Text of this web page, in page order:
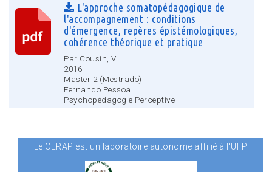
L'approche somatopédagogique de
l'accompagnement : conditions
d'émergence, repères épistémologiques,
cohérence théorique et pratique
Par Cousin, V.
2016
Master 2 (Mestrado)
Fernando Pessoa
Psychopédagogie Perceptive
Le CERAP est un laboratoire autonome affilié à l'UFP